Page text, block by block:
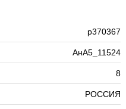
р370367
АнА5_11524
8
РОССИЯ